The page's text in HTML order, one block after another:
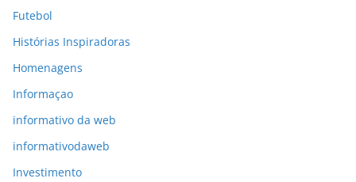
Futebol
Histórias Inspiradoras
Homenagens
Informaçao
informativo da web
informativodaweb
Investimento